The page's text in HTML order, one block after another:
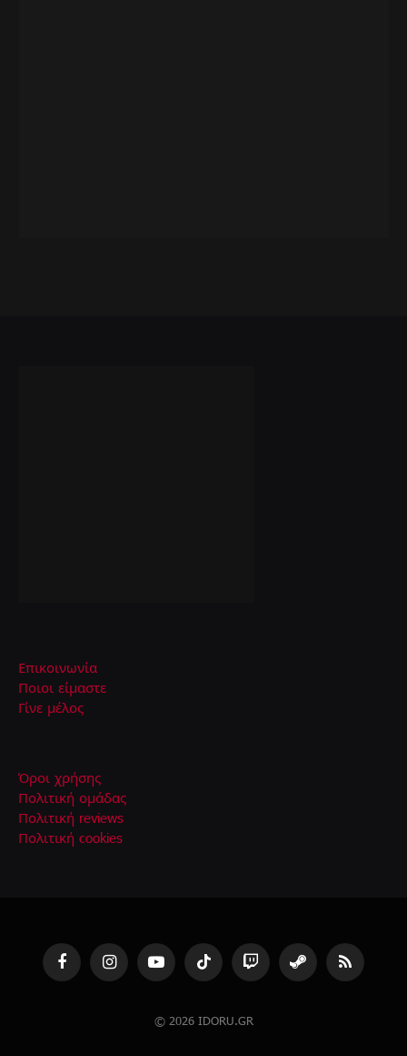
Επικοινωνία
Ποιοι είμαστε
Γίνε μέλος
Όροι χρήσης
Πολιτική ομάδας
Πολιτική reviews
Πολιτική cookies
FacebookInstagramYouTubeTikTok Twitch Steam RSS
© 2026 IDORU.GR